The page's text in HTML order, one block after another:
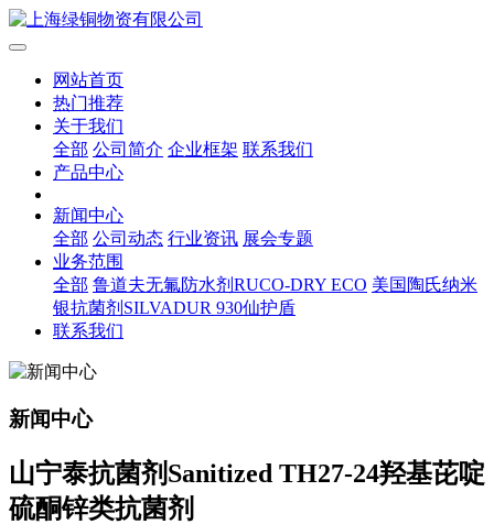
网站首页
热门推荐
关于我们
全部 公司简介 企业框架 联系我们
产品中心
新闻中心
全部 公司动态 行业资讯 展会专题
业务范围
全部 鲁道夫无氟防水剂RUCO-DRY ECO 美国陶氏纳米
银抗菌剂SILVADUR 930仙护盾
联系我们
新闻中心
山宁泰抗菌剂Sanitized TH27-24羟基芘啶
硫酮锌类抗菌剂